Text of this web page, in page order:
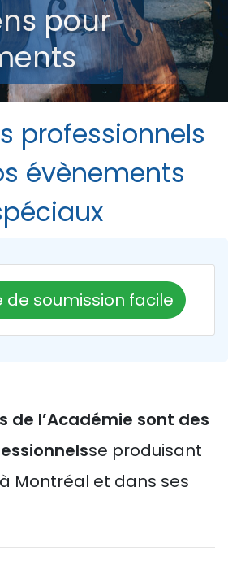
pour
professionnels
évènements
de soumission facile
de l’Académie sont des
se produisant
Montréal et dans ses